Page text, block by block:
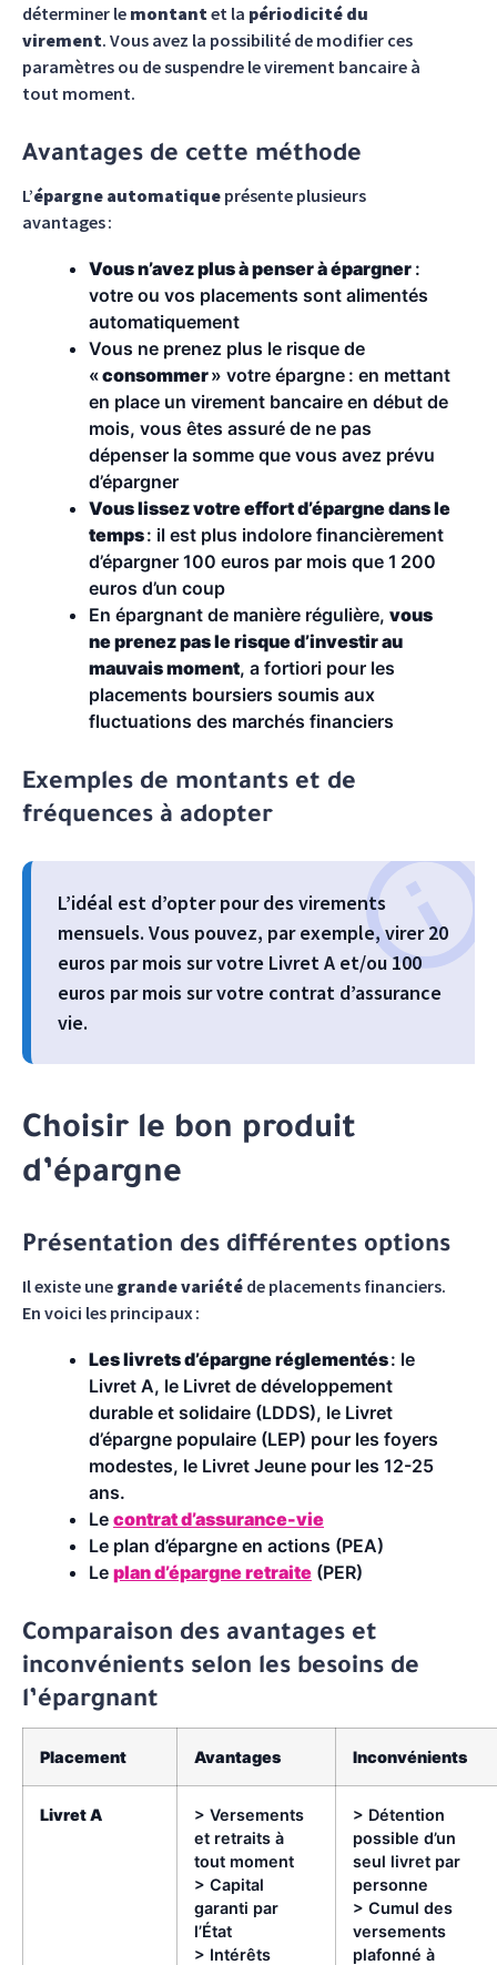
déterminer le montantet la périodicité du
virement. Vous avez la possibilité de modifier ces
paramètres ou de suspendre le virement bancaire à
tout moment.
Avantages de cette méthode
L’épargne automatique présente plusieurs
avantages :
Vous n’avez plus à penser à épargner :
votre ou vos placements sont alimentés
automatiquement
Vous ne prenez plus le risque de
«consommer» votre épargne : en mettant
en place un virement bancaire en début de
mois, vous êtes assuré de ne pas
dépenser la somme que vous avez prévu
d’épargner
Vous lissez votre effort d’épargne dans le
temps: il est plus indolore financièrement
d’épargner 100 euros par mois que 1 200
euros d’un coup
En épargnant de manière régulière, vous
ne prenez pas le risque d’investir au
mauvais moment, a fortiori pour les
placements boursiers soumis aux
fluctuations des marchés financiers
Exemples de montants et de
fréquences à adopter
L’idéal est d’opter pour des virements
mensuels. Vous pouvez, par exemple, virer 20
euros par mois sur votre Livret A et/ou 100
euros par mois sur votre contrat d’assurance
vie.
Choisir le bon produit
d’épargne
Présentation des différentes options
Il existe une grande variété de placements financiers.
En voici les principaux :
Les livrets d’épargne réglementés: le
Livret A, le Livret de développement
durable et solidaire (LDDS), le Livret
d’épargne populaire (LEP) pour les foyers
modestes, le Livret Jeune pour les 12-25
ans.
Le contrat d’assurance-vie
Le plan d’épargne en actions (PEA)
Le plan d’épargne retraite (PER)
Comparaison des avantages et
inconvénients selon les besoins de
l’épargnant
Placement Avantages Inconvénients
Livret A
> Versements
et retraits à
tout moment
> Capital
garanti par
l’État
> Intérêts
> Détention
possible d’un
seul livret par
personne
> Cumul des
versements
plafonné à